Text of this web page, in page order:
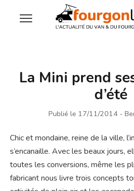
La Mini prend
d’été
Publié le 17/11/2014 -
Chic et mondaine, reine de la ville,
s’encanaille. Avec les beaux jours,
toutes les conversions, même les
fabricant nous livre trois concepts